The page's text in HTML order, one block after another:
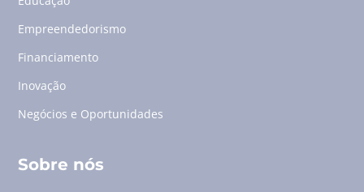
Empreendedorismo
Financiamento
Inovação
Negócios e Oportunidades
Sobre nós